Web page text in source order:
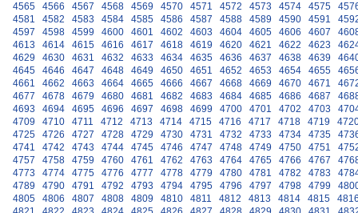
4565
4566 4567 4568 4569 4570 4571 4572 4573 4574 4575
4581
4582 4583 4584 4585 4586 4587 4588 4589 4590 4591
4597
4598 4599 4600 4601 4602 4603 4604 4605 4606 4607
4613
4614 4615 4616 4617 4618 4619 4620 4621 4622 4623
4629
4630 4631 4632 4633 4634 4635 4636 4637 4638 4639
4645
4646 4647 4648 4649 4650 4651 4652 4653 4654 4655
4661
4662 4663 4664 4665 4666 4667 4668 4669 4670 4671
4677
4678 4679 4680 4681 4682 4683 4684 4685 4686 4687
4693
4694 4695 4696 4697 4698 4699 4700 4701 4702 4703
4709
4710 4711 4712 4713 4714 4715 4716 4717 4718 4719
4725
4726 4727 4728 4729 4730 4731 4732 4733 4734 4735
4741
4742 4743 4744 4745 4746 4747 4748 4749 4750 4751
4757
4758 4759 4760 4761 4762 4763 4764 4765 4766 4767
4773
4774 4775 4776 4777 4778 4779 4780 4781 4782 4783
4789
4790 4791 4792 4793 4794 4795 4796 4797 4798 4799
4805
4806 4807 4808 4809 4810 4811 4812 4813 4814 4815